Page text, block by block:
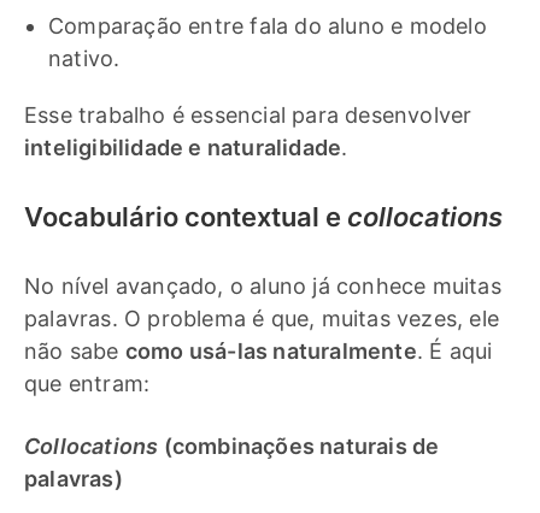
Comparação entre fala do aluno e modelo
nativo.
Esse trabalho é essencial para desenvolver
inteligibilidade e naturalidade.
Vocabulário contextual e collocations
No nível avançado, o aluno já conhece muitas
palavras. O problema é que, muitas vezes, ele
não sabe como usá-las naturalmente. É aqui
que entram:
Collocations (combinações naturais de
palavras)